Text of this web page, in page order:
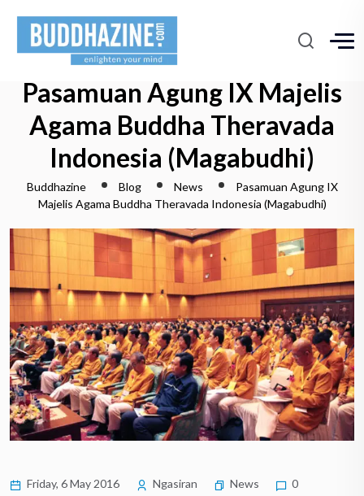
Pasamuan Agung IX Majelis
Agama Buddha Theravada
Indonesia (Magabudhi)
Buddhazine Blog News
Pasamuan Agung IX
Majelis Agama Buddha Theravada Indonesia (Magabudhi)
Friday, 6 May 2016 Ngasiran News 0